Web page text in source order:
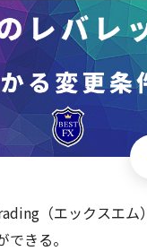
（エックスエム
きる。